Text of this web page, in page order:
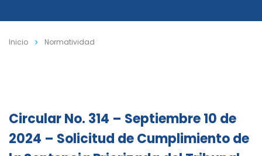
Inicio Normatividad
Circular No. 314 – Septiembre 10 de
2024 – Solicitud de Cumplimiento de